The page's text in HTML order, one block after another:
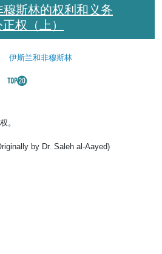
斯林的权利和义务
权（上）
伊斯兰和非穆斯林
。
by Dr. Saleh al-Aayed)